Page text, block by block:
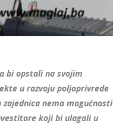
bi opstali na svojim
u razvoju poljoprivrede
nema mogućnosti
koji bi ulagali u